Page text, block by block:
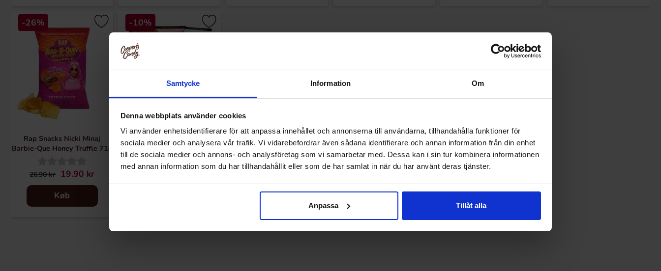
Samtycke Information Om
Denna webbplats använder cookies
Vi använder enhetsidentifierare för att anpassa innehållet och annonserna till användarna, tillhandahålla funktioner för
sociala medier och analysera vår trafik. Vi vidarebefordrar även sådana identifierare och annan information från din enhet
till de sociala medier och annons- och analysföretag som vi samarbetar med. Dessa kan i sin tur kombinera informationen
med annan information som du har tillhandahållit eller som de har samlat in när du har använt deras tjänster.
Anpassa Tillåt alla
-26%
Rap Snacks Nicki Minaj
Barbie-Que Honey Truffle 71g
26.90 kr 19.90 kr
Køb
-10%
Rap Snacks Multipack 7 x 71g